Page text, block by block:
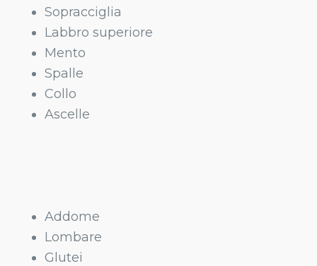
Sopracciglia
Labbro superiore
Mento
Spalle
Collo
Ascelle
Addome
Lombare
Glutei